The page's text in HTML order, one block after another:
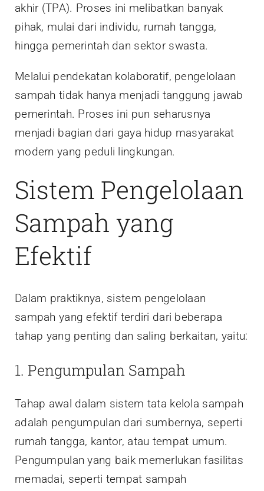
akhir (TPA). Proses ini melibatkan banyak
pihak, mulai dari individu, rumah tangga,
hingga pemerintah dan sektor swasta.
Melalui pendekatan kolaboratif, pengelolaan
sampah tidak hanya menjadi tanggung jawab
pemerintah. Proses ini pun seharusnya
menjadi bagian dari gaya hidup masyarakat
modern yang peduli lingkungan.
Sistem Pengelolaan
Sampah yang
Efektif
Dalam praktiknya, sistem pengelolaan
sampah yang efektif terdiri dari beberapa
tahap yang penting dan saling berkaitan, yaitu:
1. Pengumpulan Sampah
Tahap awal dalam sistem tata kelola sampah
adalah pengumpulan dari sumbernya, seperti
rumah tangga, kantor, atau tempat umum.
Pengumpulan yang baik memerlukan fasilitas
memadai, seperti tempat sampah